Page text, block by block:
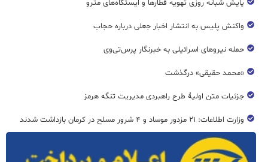
پایش شبانه روزی تهویه قطار‌ها و ایستگاه‌های مترو
واکنش پلیس به انتشار اخبار جعلی درباره حجاب
حمله نیروهای اسرائیلی به خبرنگار پرس‌تی‌وی
«محمد حقیقی» درگذشت
جزئیات متن اولیۀ طرح راهبردی مدیریت تنگه هرمز
وزارت اطلاعات: ۲۱ مزدور موساد و ۴ شرور مسلح در کرمان بازداشت شدند